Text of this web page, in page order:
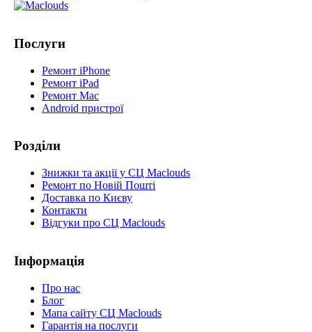
Послуги
Ремонт iPhone
Ремонт iPad
Ремонт Mac
Android пристрої
Розділи
Знижки та акції у СЦ Maclouds
Ремонт по Новій Пошті
Доставка по Києву
Контакти
Відгуки про СЦ Maclouds
Інформація
Про нас
Блог
Мапа сайту СЦ Maclouds
Гарантія на послуги